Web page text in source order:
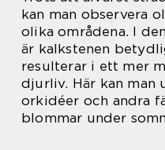
kan man observera
olika områdena. I
är kalkstenen
resulterar i ett mer
djurliv. Här kan man
orkidéer och andra
blommar under